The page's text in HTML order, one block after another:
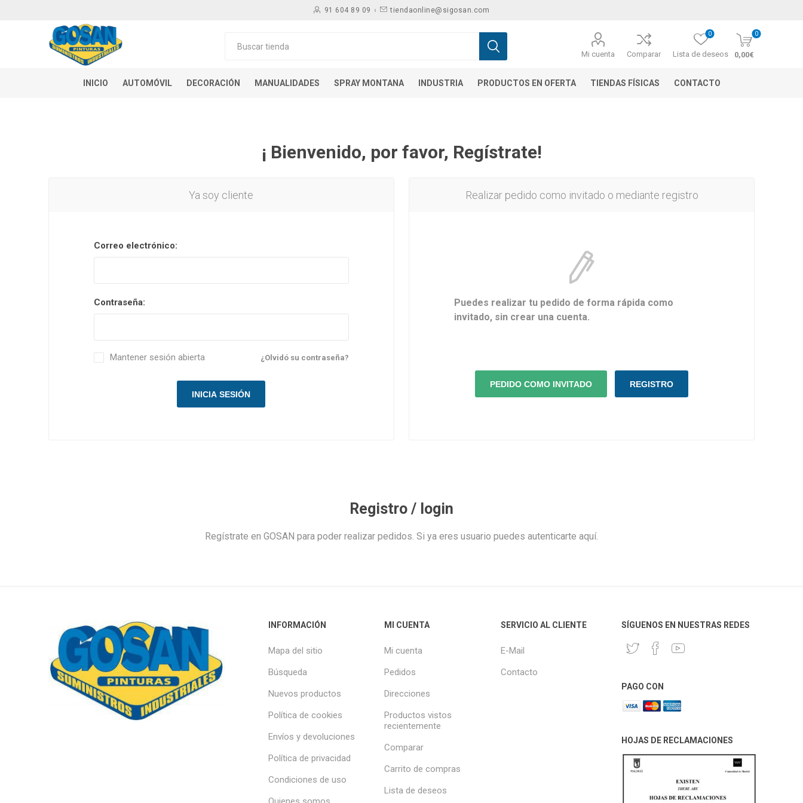
91 604 89 09 tiendaonline@sigosan.com
Mi cuenta Comparar Lista de deseos
0 0
0,00€
INICIO AUTOMÓVIL DECORACIÓN MANUALIDADES SPRAY MONTANA INDUSTRIA PRODUCTOS EN OFERTA TIENDAS FÍSICAS CONTACTO
¡ Bienvenido, por favor, Regístrate!
Realizar pedido como invitado o mediante registro
Puedes realizar tu pedido de forma rápida como
invitado, sin crear una cuenta.
Ya soy cliente
Correo electrónico:
Contraseña:
¿Olvidó su contraseña?
Mantener sesión abierta
Registro / login
Regístrate en GOSAN para poder realizar pedidos. Si ya eres usuario puedes autenticarte aquí.
INFORMACIÓN
Mapa del sitio
Búsqueda
Nuevos productos
Política de cookies
Envíos y devoluciones
Política de privacidad
Condiciones de uso
MI CUENTA
Mi cuenta
Pedidos
Direcciones
Productos vistos
recientemente
Comparar
Carrito de compras
Lista de deseos
SERVICIO AL CLIENTE
E-Mail
Contacto
SÍGUENOS EN NUESTRAS REDES
PAGO CON
HOJAS DE RECLAMACIONES